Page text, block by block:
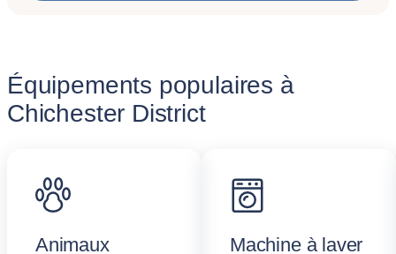
Équipements populaires à
Chichester District
Animaux
Machine à laver